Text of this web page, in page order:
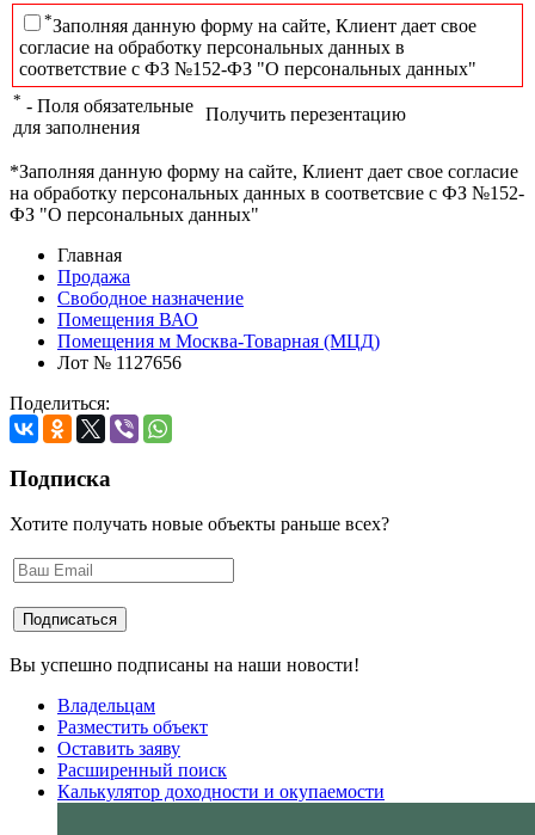
*Заполняя данную форму на сайте, Клиент дает свое
согласие на обработку персональных данных в
соответствие с ФЗ №152-ФЗ "О персональных данных"
* - Поля обязательные
для заполнения
Получить перезентацию
*Заполняя данную форму на сайте, Клиент дает свое согласие
на обработку персональных данных в соответсвие с ФЗ №152-
ФЗ "О персональных данных"
Главная
Продажа
Свободное назначение
Помещения ВАО
Помещения м Москва-Товарная (МЦД)
Лот № 1127656
Поделиться:
Подписка
Хотите получать новые объекты раньше всех?
Вы успешно подписаны на наши новости!
Владельцам
Разместить объект
Оставить заяву
Расширенный поиск
Калькулятор доходности и окупаемости